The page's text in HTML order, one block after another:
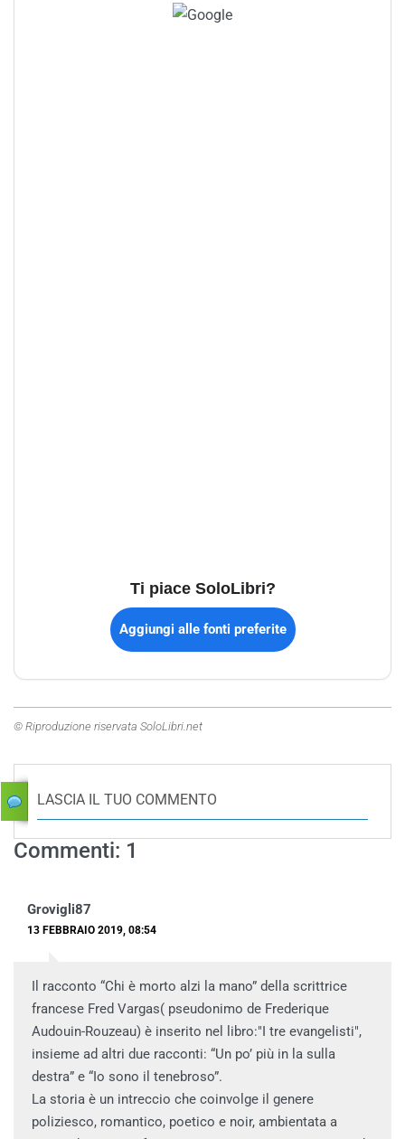
Ti piace SoloLibri?
Aggiungi alle fonti preferite
© Riproduzione riservata SoloLibri.net
LASCIA IL TUO COMMENTO
Commenti: 1
Grovigli87
13 FEBBRAIO 2019, 08:54
Il racconto “Chi è morto alzi la mano” della scrittrice
francese Fred Vargas( pseudonimo de Frederique
Audouin-Rouzeau) è inserito nel libro:"I tre evangelisti",
insieme ad altri due racconti: “Un po’ più in la sulla
destra” e “Io sono il tenebroso”.
La storia è un intreccio che coinvolge il genere
poliziesco, romantico, poetico e noir, ambientata a